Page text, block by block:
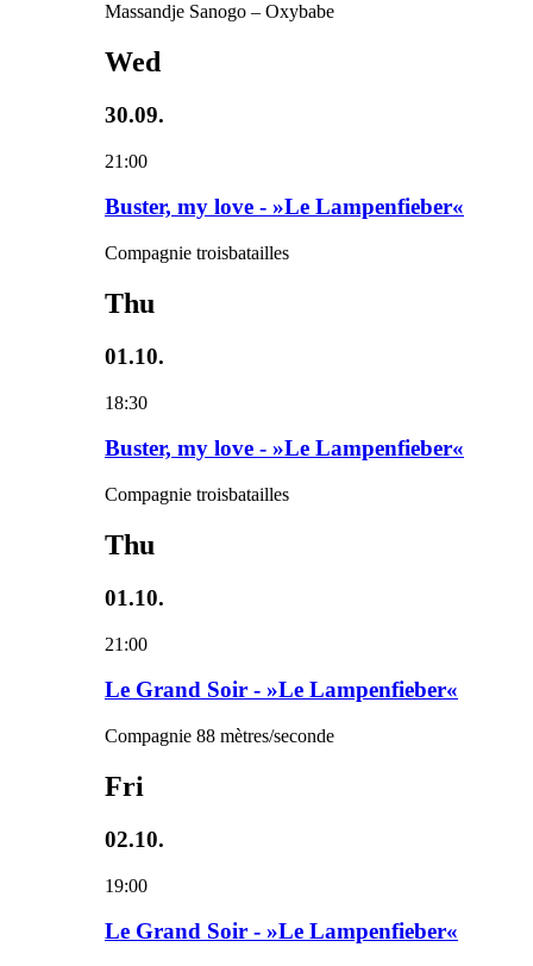
Massandje Sanogo – Oxybabe
Wed
30.09.
21:00
Buster, my love - »Le Lampenfieber«
Compagnie troisbatailles
Thu
01.10.
18:30
Buster, my love - »Le Lampenfieber«
Compagnie troisbatailles
Thu
01.10.
21:00
Le Grand Soir - »Le Lampenfieber«
Compagnie 88 mètres/seconde
Fri
02.10.
19:00
Le Grand Soir - »Le Lampenfieber«